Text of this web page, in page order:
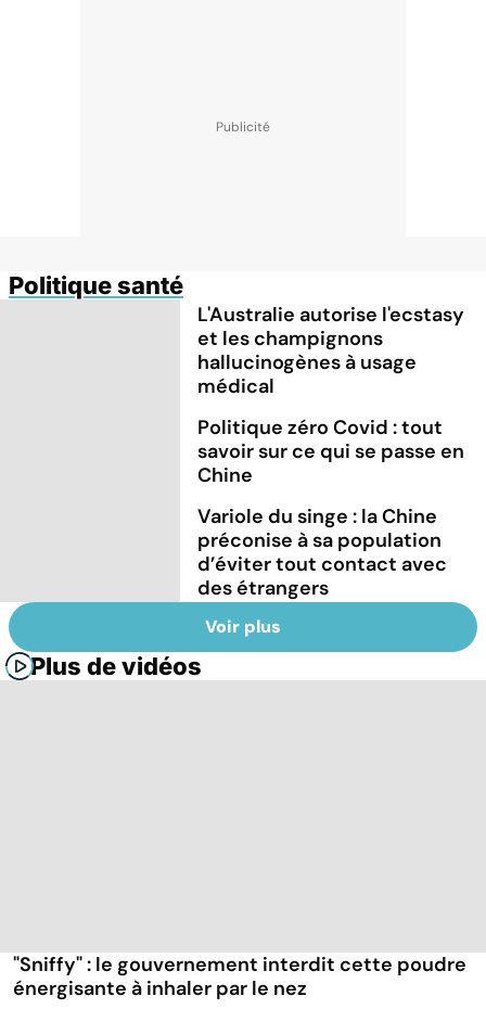
Politique santé
L'Australie autorise l'ecstasy
et les champignons
hallucinogènes à usage
médical
Politique zéro Covid : tout
savoir sur ce qui se passe en
Chine
Variole du singe : la Chine
préconise à sa population
d’éviter tout contact avec
des étrangers
Voir plus
Plus de vidéos
"Sniffy" : le gouvernement interdit cette poudre
énergisante à inhaler par le nez